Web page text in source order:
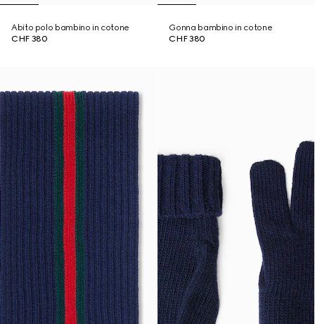
Abito polo bambino in cotone
CHF 380
Gonna bambino in cotone
CHF 380